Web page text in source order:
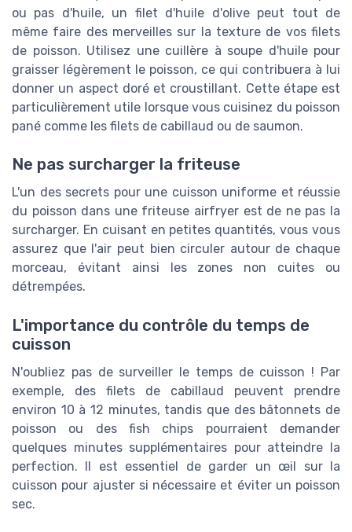
ou pas d'huile, un filet d'huile d'olive peut tout de
même faire des merveilles sur la texture de vos filets
de poisson. Utilisez une cuillère à soupe d'huile pour
graisser légèrement le poisson, ce qui contribuera à lui
donner un aspect doré et croustillant. Cette étape est
particulièrement utile lorsque vous cuisinez du poisson
pané comme les filets de cabillaud ou de saumon.
Ne pas surcharger la friteuse
L'un des secrets pour une cuisson uniforme et réussie
du poisson dans une friteuse airfryer est de ne pas la
surcharger. En cuisant en petites quantités, vous vous
assurez que l'air peut bien circuler autour de chaque
morceau, évitant ainsi les zones non cuites ou
détrempées.
L'importance du contrôle du temps de
cuisson
N'oubliez pas de surveiller le temps de cuisson ! Par
exemple, des filets de cabillaud peuvent prendre
environ 10 à 12 minutes, tandis que des bâtonnets de
poisson ou des fish chips pourraient demander
quelques minutes supplémentaires pour atteindre la
perfection. Il est essentiel de garder un œil sur la
cuisson pour ajuster si nécessaire et éviter un poisson
sec.